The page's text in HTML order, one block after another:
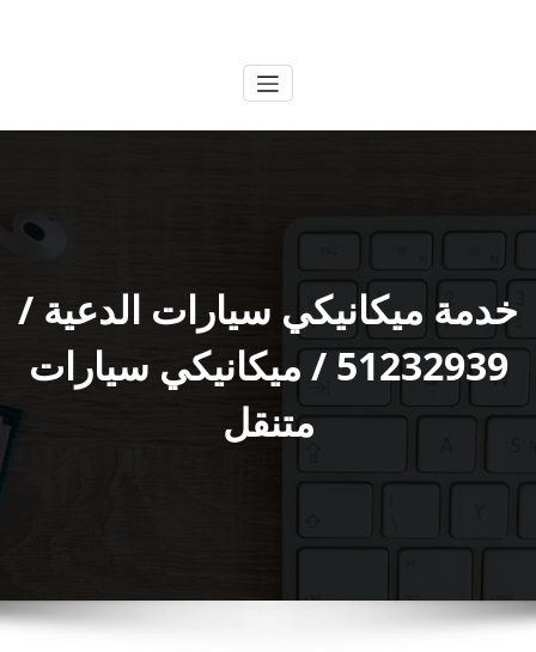
خدمة ميكانيكي سيارات الدعية /
51232939‬ / ميكانيكي سيارات
متنقل